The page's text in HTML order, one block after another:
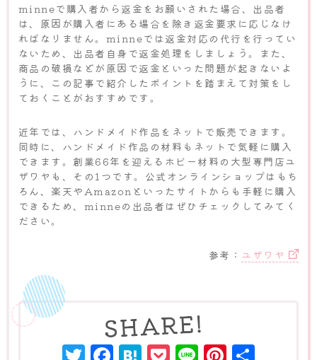
minneで購入者から返金をお願いされた場合、出品者
は、原因が購入者にある場合を除き返金要求に応じなけ
ればなりません。minneでは返金対応の代行を行ってい
ないため、出品者自身で返金処理をしましょう。また、
商品の破損などが原因で返金といった問題が起きないよ
うに、この記事で紹介したポイントを踏まえて対策をし
ておくことがおすすめです。
近年では、ハンドメイド作品をネットで販売できます。
同時に、ハンドメイド作品の材料もネットで気軽に購入
できます。創業66年を迎えるホビー材料の大型専門店ユ
ザワヤも、その1つです。公式オンラインショップはもち
ろん、楽天やAmazonといったサイトからも手軽に購入
できるため、minneの出品者はぜひチェックしてみてく
ださい。
参考： ユザワヤ